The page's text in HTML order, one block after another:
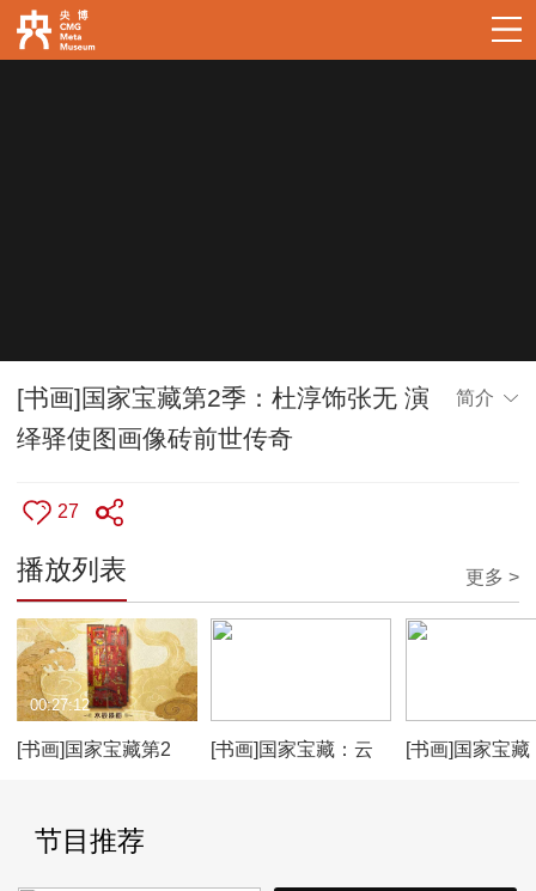
[书画]国家宝藏第2季：杜淳饰张无 演
绎驿使图画像砖前世传奇
简介
27
播放列表 更多 >
[书画]国家宝藏第2
00:27:12
[书画]国家宝藏：云
[书画]国家宝藏
节目推荐